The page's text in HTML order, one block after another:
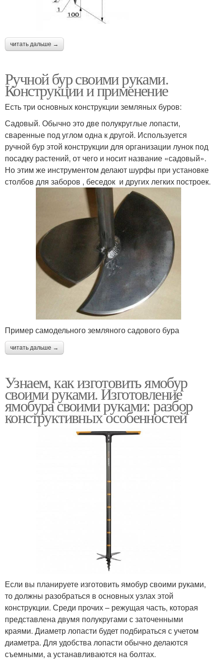
читать дальше →
Ручной бур своими руками.
Конструкции и применение
Есть три основных конструкции земляных буров:
Садовый. Обычно это две полукруглые лопасти,
сваренные под углом одна к другой. Используется
ручной бур этой конструкции для организации лунок под
посадку растений, от чего и носит название «садовый».
Но этим же инструментом делают шурфы при установке
столбов для заборов , беседок и других легких построек.
Пример самодельного земляного садового бура
читать дальше →
Узнаем, как изготовить ямобур
своими руками. Изготовление
ямобура своими руками: разбор
конструктивных особенностей
Если вы планируете изготовить ямобур своими руками,
то должны разобраться в основных узлах этой
конструкции. Среди прочих – режущая часть, которая
представлена двумя полукругами с заточенными
краями. Диаметр лопасти будет подбираться с учетом
диаметра. Для удобства лопасти обычно делаются
съемными, а устанавливаются на болтах.